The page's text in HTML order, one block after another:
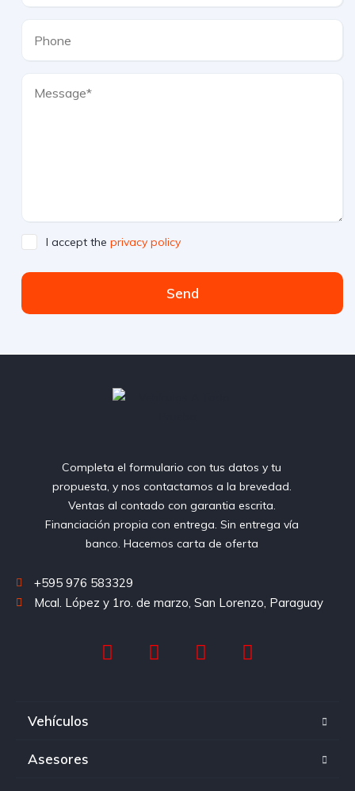
I accept the privacy policy
Send
Completa el formulario con tus datos y tu
propuesta, y nos contactamos a la brevedad.
Ventas al contado con garantia escrita.
Financiación propia con entrega. Sin entrega vía
banco. Hacemos carta de oferta
+595 976 583329
Mcal. López y 1ro. de marzo, San Lorenzo, Paraguay
Vehículos
Asesores